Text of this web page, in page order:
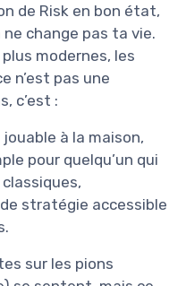
de Risk en bon état,
change pas ta vie.
modernes, les
n’est pas une
c’est :
jouable à la maison,
pour quelqu’un qui
stratégie accessible
sur les pions